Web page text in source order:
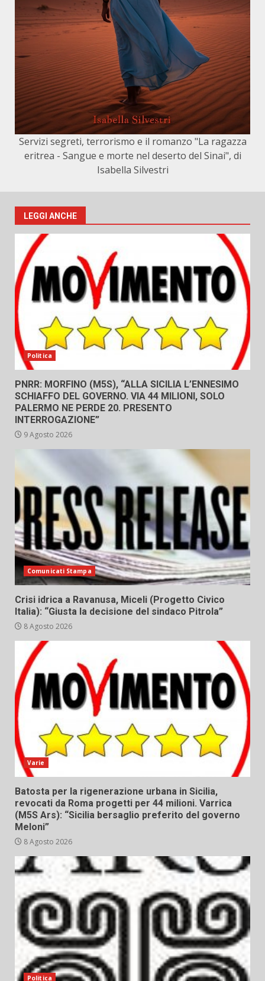
Servizi segreti, terrorismo e il romanzo "La ragazza
eritrea - Sangue e morte nel deserto del Sinai", di
Isabella Silvestri
LEGGI ANCHE
Politica
PNRR: MORFINO (M5S), “ALLA SICILIA L’ENNESIMO
SCHIAFFO DEL GOVERNO. VIA 44 MILIONI, SOLO
PALERMO NE PERDE 20. PRESENTO
INTERROGAZIONE”
9 Agosto 2026
Comunicati Stampa
Crisi idrica a Ravanusa, Miceli (Progetto Civico
Italia): “Giusta la decisione del sindaco Pitrola”
8 Agosto 2026
Varie
Batosta per la rigenerazione urbana in Sicilia,
revocati da Roma progetti per 44 milioni. Varrica
(M5S Ars): “Sicilia bersaglio preferito del governo
Meloni”
8 Agosto 2026
Politica